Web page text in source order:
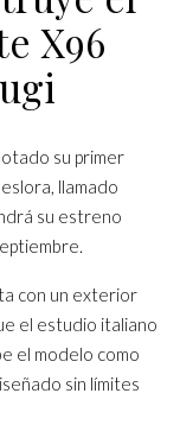
X96
su primer
llamado
su estreno
con un exterior
el estudio italiano
el modelo como
sin límites